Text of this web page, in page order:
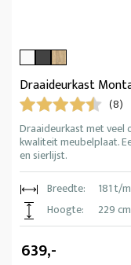
Draaideurkast
(8)
Draaideurkast met
kwaliteit meubelplaat.
en sierlijst.
Breedte:
181 t/
Hoogte:
229 cm
639,-